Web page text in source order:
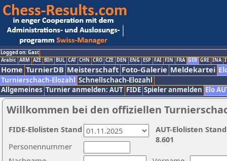
Logged on: Gast
Arabic ARM AZE BIH BUL CAT CHN CRO CZE DEN ENG ESP FAI FIN FRA GER GRE INA
Home TurnierDB Meisterschaft Foto-Galerie Meldekartei
Turnierschach-Elozahl Schnellschach-Elozahl
Allgemeines Turnier anmelden: AUT FIDE Spieler anmelden Elo
Willkommen bei den offiziellen
Personennummer
AUT-Elolisten
8.601
FIDE-Elolisten Stand